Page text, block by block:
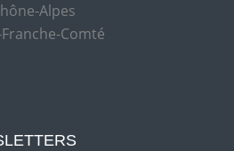
Alpes
Comté